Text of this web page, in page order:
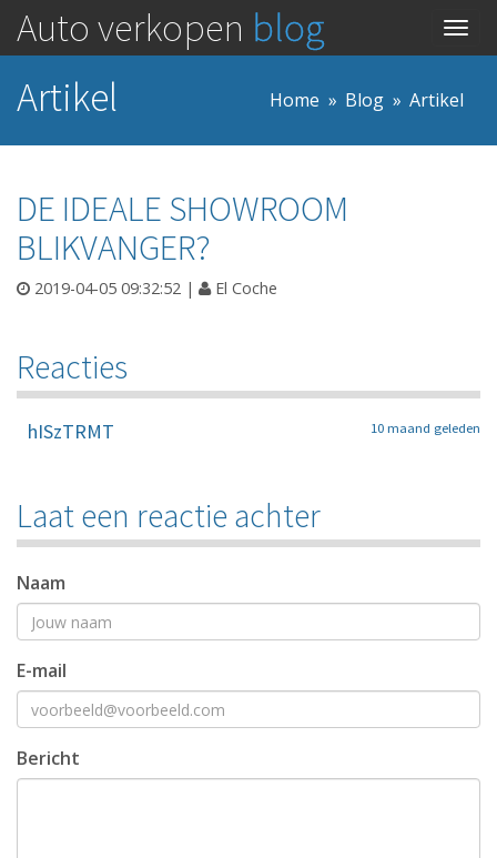
Auto verkopen blog
Artikel
Home Blog Artikel
DE IDEALE SHOWROOM
BLIKVANGER?
2019-04-05 09:32:52 | El Coche
Reacties
hISzTRMT 10 maand geleden
Laat een reactie achter
Naam
E-mail
Bericht